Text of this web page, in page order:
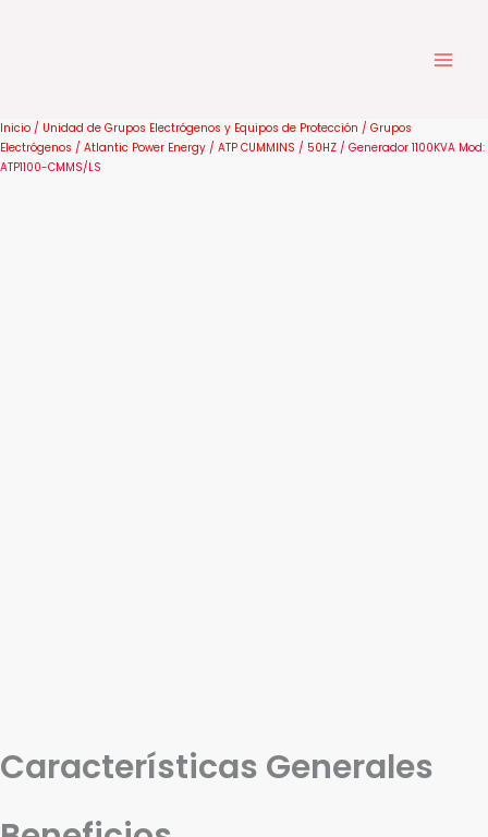
Inicio / Unidad de Grupos Electrógenos y Equipos de Protección / Grupos
Electrógenos / Atlantic Power Energy / ATP CUMMINS / 50HZ / Generador 1100KVA Mod:
ATP1100-CMMS/LS
Características Generales